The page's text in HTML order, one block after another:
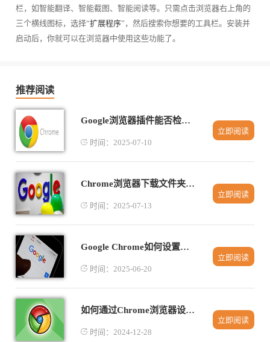
栏，如智能翻译、智能截图、智能阅读等。只需点击浏览器右上角的
三个横线图标，选择“扩展程序”，然后搜索你想要的工具栏。安装并
启动后，你就可以在浏览器中使用这些功能了。
推荐阅读
Google浏览器插件能否检测网页表单内容变更
时间：2025-07-10
立即阅读
Chrome浏览器下载文件夹位置无法保存设置的解决步骤
时间：2025-07-13
立即阅读
Google Chrome如何设置仅WIFI下下载安装
时间：2025-06-20
立即阅读
如何通过Chrome浏览器设置强制启用或禁用JavaScript
时间：2024-12-28
立即阅读